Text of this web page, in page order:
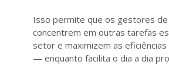
Isso permite que os gestores
concentrem em outras tarefas
setor e maximizem as eficiências
— enquanto facilita o dia a dia